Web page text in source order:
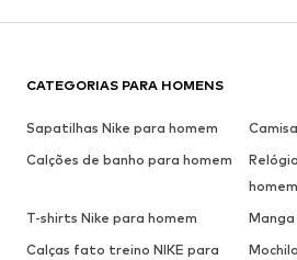
CATEGORIAS PARA HOMENS
Sapatilhas Nike para homem
Calções de banho para homem
homem
T-shirts Nike para homem
Manga
Calças fato treino NIKE para